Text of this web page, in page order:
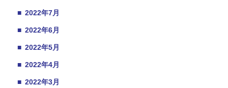
■ 2022年7月
■ 2022年6月
■ 2022年5月
■ 2022年4月
■ 2022年3月